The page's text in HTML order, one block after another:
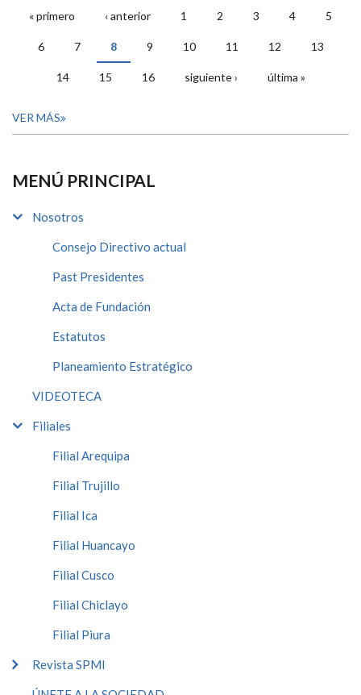
PÁGINAS
« primero ‹ anterior 1 2 3 4 5
6 7 8 9 10 11 12 13
14 15 16 siguiente › última »
VER MÁS
MENÚ PRINCIPAL
Nosotros
Consejo Directivo actual
Past Presidentes
Acta de Fundación
Estatutos
Planeamiento Estratégico
VIDEOTECA
Filiales
Filial Arequipa
Filial Trujillo
Filial Ica
Filial Huancayo
Filial Cusco
Filial Chiclayo
Filial Piura
Revista SPMI